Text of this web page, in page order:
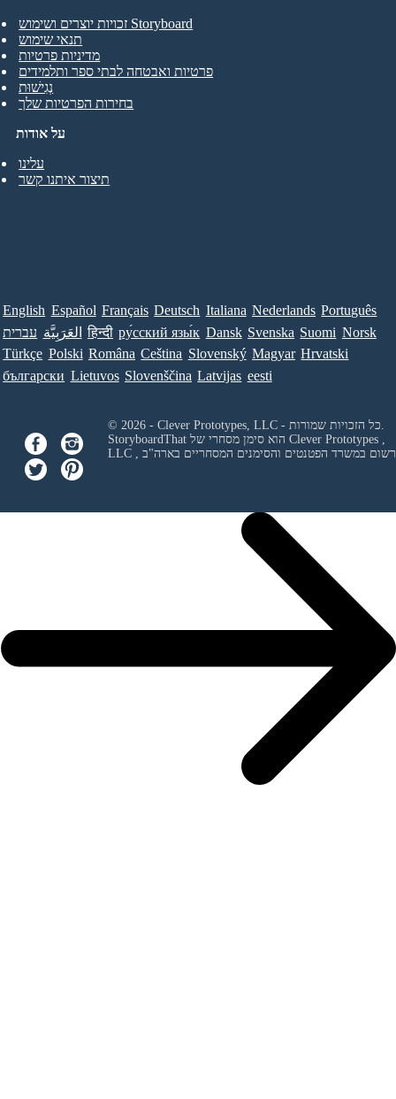
על אודות
עלינו
תיצור איתנו קשר
זכויות יוצרים ושימוש Storyboard
תנאי שימוש
מדיניות פרטיות
פרטיות ואבטחה לבתי ספר ותלמידים
נְגִישׁוּת
בחירות הפרטיות שלך
English Español Français Deutsch Italiana Nederlands Português
עברית العَرَبِيَّة हिन्दी ру́сский язы́к Dansk Svenska Suomi Norsk
Türkçe Polski Româna Ceština Slovenský Magyar Hrvatski
български Lietuvos Slovenščina Latvijas eesti
Clever Prototypes ,
LLC
ורשום במשרד הפטנטים והסימנים המסחריים בארה"ב